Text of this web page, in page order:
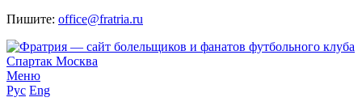
Пишите: office@fratria.ru
Меню
Рус Eng